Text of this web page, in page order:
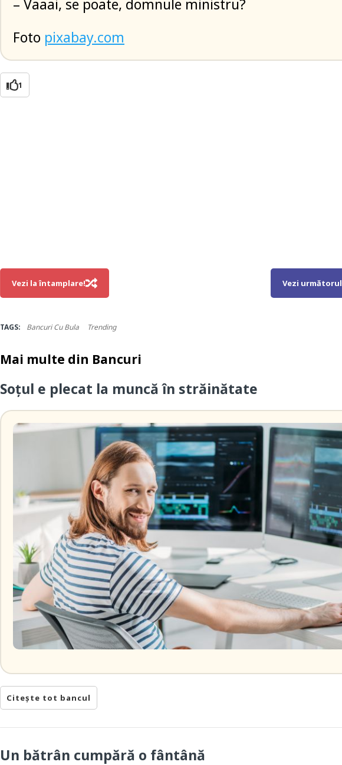
– Vaaai, se poate, domnule ministru?
Foto pixabay.com
1
Vezi la întamplare! Vezi următorul
TAGS: Bancuri Cu Bula Trending
Mai multe din Bancuri
Soțul e plecat la muncă în străinătate
Citește tot bancul
Un bătrân cumpără o fântână